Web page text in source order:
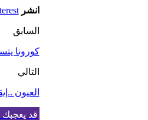
انشر
السابق
كورونا
التالي
العيون
قد يعجبك